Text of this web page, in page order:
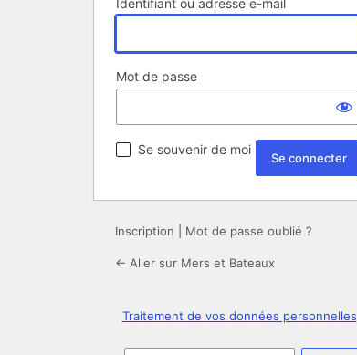
Identifiant ou adresse e-mail
Mot de passe
Se souvenir de moi
Inscription Mot de passe oublié ?
← Aller sur Mers et Bateaux
Traitement de vos données personnelles